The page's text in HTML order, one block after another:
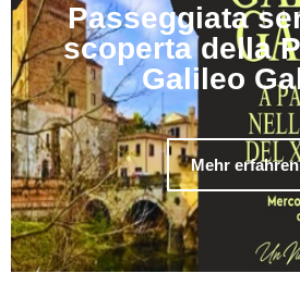
Passeggiata
scoperta della
Galileo
Mehr erfahren